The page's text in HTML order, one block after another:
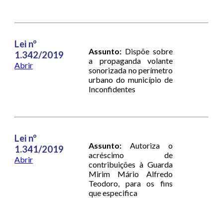
Lei nº
1.342/2019
Abrir
Assunto: Dispõe sobre
a propaganda volante
sonorizada no perímetro
urbano do município de
Inconfidentes
Lei nº
1.341/2019
Abrir
Assunto: Autoriza o
acréscimo de
contribuições à Guarda
Mirim Mário Alfredo
Teodoro, para os fins
que especifica